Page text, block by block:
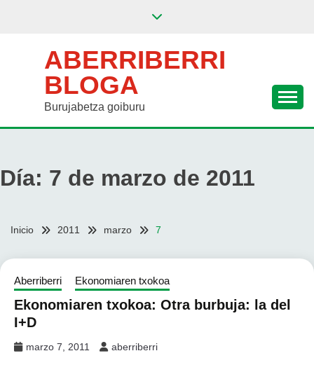
ABERRIBERRI
BLOGA
Burujabetza goiburu
Día: 7 de marzo de 2011
Inicio 2011 marzo 7
Aberriberri Ekonomiaren txokoa
Ekonomiaren txokoa: Otra burbuja: la del
I+D
marzo 7, 2011 aberriberri